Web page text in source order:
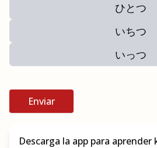
ひとつ
いちつ
いっつ
Enviar
Descarga la app para